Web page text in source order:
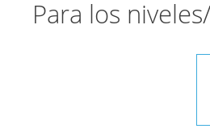
Para los